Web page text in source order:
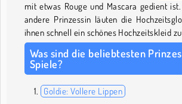
mit etwas Rouge und Mascara gedient
andere Prinzessin läuten die
ihnen schnell ein schönes Hochzeitskleid
Was sind die beliebtesten
Spiele?
Goldie: Vollere Lippen